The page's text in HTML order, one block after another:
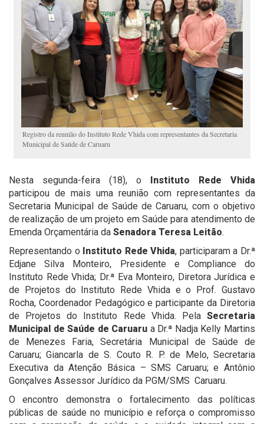
Registro da reunião do Instituto Rede Vhida com representantes da Secretaria
Municipal de Saúde de Caruaru
Nesta segunda-feira (18), o Instituto Rede Vhida
participou de mais uma reunião com representantes da
Secretaria Municipal de Saúde de Caruaru, com o objetivo
de realização de um projeto em Saúde para atendimento de
Emenda Orçamentária da Senadora Teresa Leitão.
Representando o Instituto Rede Vhida, participaram a Dr.ª
Edjane Silva Monteiro, Presidente e Compliance do
Instituto Rede Vhida; Dr.ª Eva Monteiro, Diretora Jurídica e
de Projetos do Instituto Rede Vhida e o Prof. Gustavo
Rocha, Coordenador Pedagógico e participante da Diretoria
de Projetos do Instituto Rede Vhida. Pela Secretaria
Municipal de Saúde de Caruaru a Dr.ª Nadja Kelly Martins
de Menezes Faria, Secretária Municipal de Saúde de
Caruaru; Giancarla de S. Couto R. P. de Melo, Secretaria
Executiva da Atenção Básica – SMS Caruaru; e Antônio
Gonçalves Assessor Jurídico da PGM/SMS Caruaru.
O encontro demonstra o fortalecimento das políticas
públicas de saúde no município e reforça o compromisso